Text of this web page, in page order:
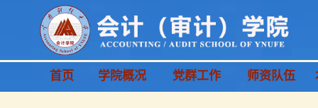
首页 学院概况 党群工作 师资队伍